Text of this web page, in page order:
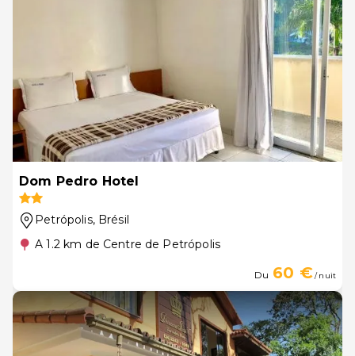
Dom Pedro Hotel
Petrópolis, Brésil
A 1.2 km de Centre de Petrópolis
Du 60 €/ nuit